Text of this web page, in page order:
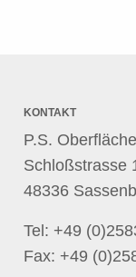
KONTAKT
P.S.
Schloßstrasse
48336
Tel: +49
Fax: +49